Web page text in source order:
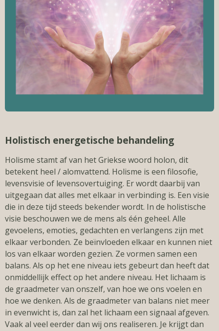
Holistisch energetische behandeling
Holisme stamt af van het Griekse woord holon, dit
betekent heel / alomvattend. Holisme is een filosofie,
levensvisie of levensovertuiging. Er wordt daarbij van
uitgegaan dat alles met elkaar in verbinding is. Een visie
die in deze tijd steeds bekender wordt. In de holistische
visie beschouwen we de mens als één geheel. Alle
gevoelens, emoties, gedachten en verlangens zijn met
elkaar verbonden. Ze beïnvloeden elkaar en kunnen niet
los van elkaar worden gezien. Ze vormen samen een
balans. Als op het ene niveau iets gebeurt dan heeft dat
onmiddellijk effect op het andere niveau. Het lichaam is
de graadmeter van onszelf, van hoe we ons voelen en
hoe we denken. Als de graadmeter van balans niet meer
in evenwicht is, dan zal het lichaam een signaal afgeven.
Vaak al veel eerder dan wij ons realiseren. Je krijgt dan